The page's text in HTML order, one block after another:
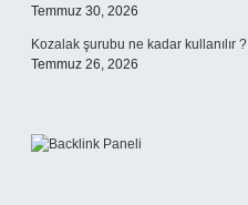
Temmuz 30, 2026
Kozalak şurubu ne kadar kullanılır ?
Temmuz 26, 2026